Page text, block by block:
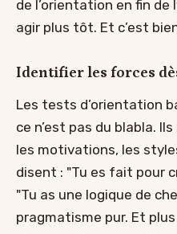
de l’orientation en fin de
agir plus tôt. Et c’est
Identifier les forces
Les tests d’orientation
ce n’est pas du blabla.
les motivations, les
disent : "Tu es fait pour
"Tu as une logique de
pragmatisme pur. Et